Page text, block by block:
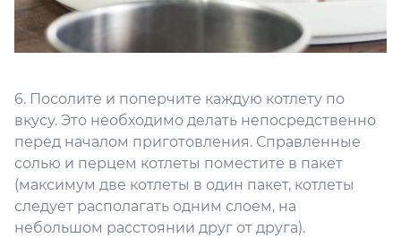
6. Посолите и поперчите каждую котлету по
вкусу. Это необходимо делать непосредственно
перед началом приготовления. Справленные
солью и перцем котлеты поместите в пакет
(максимум две котлеты в один пакет, котлеты
следует располагать одним слоем, на
небольшом расстоянии друг от друга).